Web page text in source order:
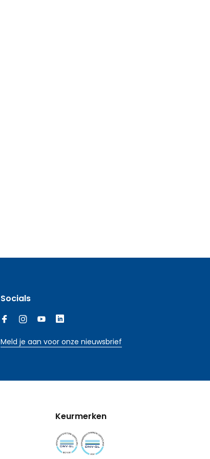
Socials
Meld je aan voor onze nieuwsbrief
Keurmerken